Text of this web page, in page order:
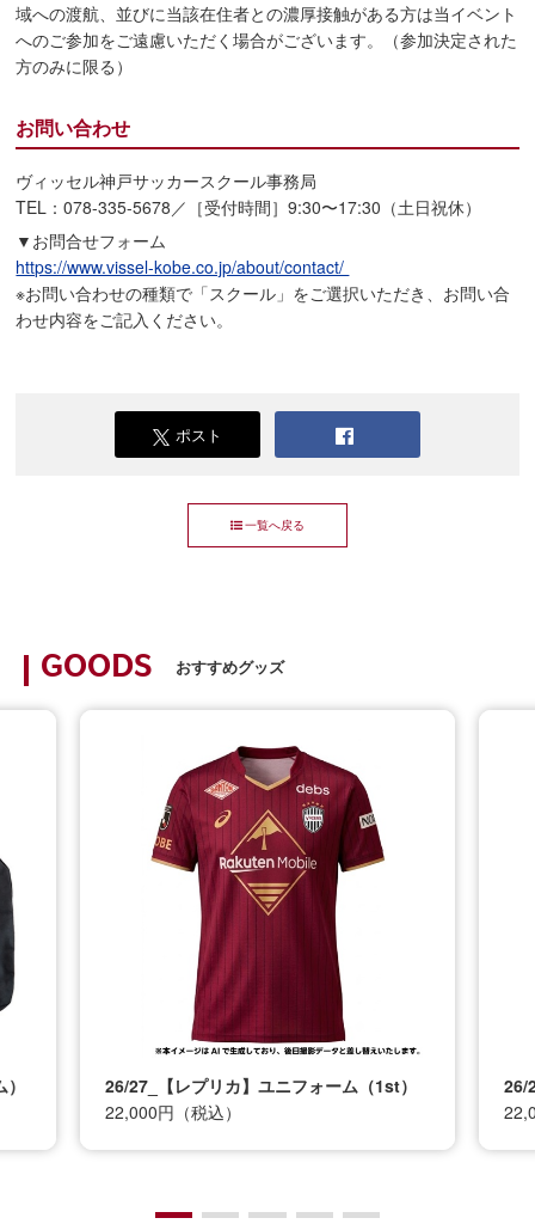
域への渡航、並びに当該在住者との濃厚接触がある方は当イベント
へのご参加をご遠慮いただく場合がございます。（参加決定された
方のみに限る）
お問い合わせ
ヴィッセル神戸サッカースクール事務局
TEL：078-335-5678／［受付時間］9:30〜17:30（土日祝休）
▼お問合せフォーム
https://www.vissel-kobe.co.jp/about/contact/
※お問い合わせの種類で「スクール」をご選択いただき、お問い合
わせ内容をご記入ください。
ポスト
一覧へ戻る
GOODS おすすめグッズ
26/27_【レプリカ】ユニフォーム（2nd）
22,000円（税込）
26/